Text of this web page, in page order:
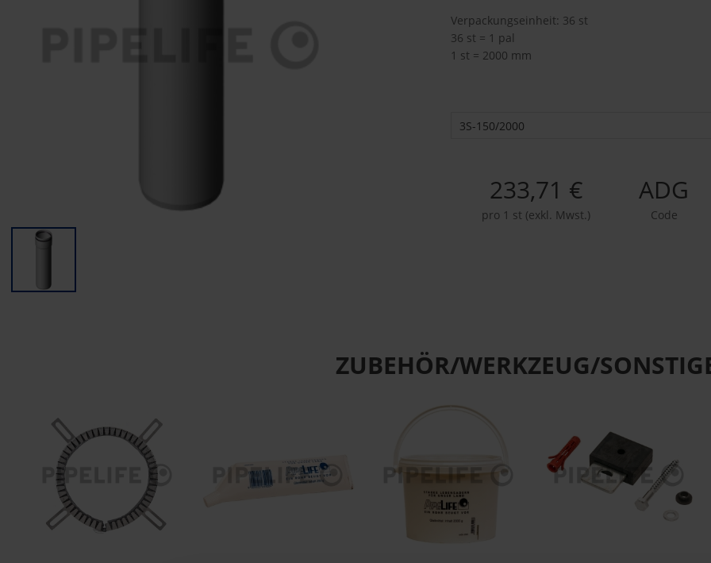
Verpackungseinheit: 36 st
36 st = 1 pal
1 st = 2000 mm
3S-150/2000
233,71 €
pro 1 st (exkl. Mwst.)
ADG
Code
ZUBEHÖR/WERKZEUG/